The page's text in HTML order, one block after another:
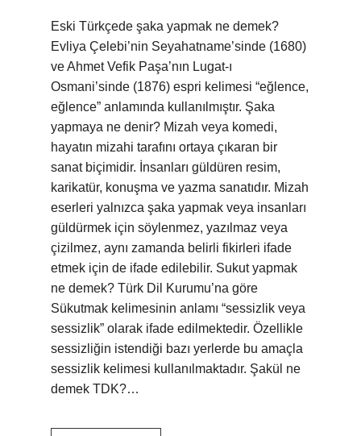
Eski Türkçede şaka yapmak ne demek?
Evliya Çelebi’nin Seyahatname’sinde (1680)
ve Ahmet Vefik Paşa’nın Lugat-ı
Osmani’sinde (1876) espri kelimesi “eğlence,
eğlence” anlamında kullanılmıştır. Şaka
yapmaya ne denir? Mizah veya komedi,
hayatın mizahi tarafını ortaya çıkaran bir
sanat biçimidir. İnsanları güldüren resim,
karikatür, konuşma ve yazma sanatıdır. Mizah
eserleri yalnızca şaka yapmak veya insanları
güldürmek için söylenmez, yazılmaz veya
çizilmez, aynı zamanda belirli fikirleri ifade
etmek için de ifade edilebilir. Sukut yapmak
ne demek? Türk Dil Kurumu’na göre
Sükutmak kelimesinin anlamı “sessizlik veya
sessizlik” olarak ifade edilmektedir. Özellikle
sessizliğin istendiği bazı yerlerde bu amaçla
sessizlik kelimesi kullanılmaktadır. Şakül ne
demek TDK?…